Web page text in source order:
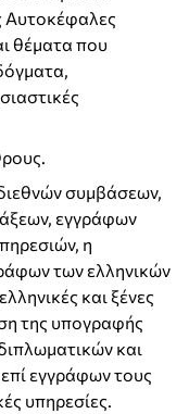
Αυτοκέφαλες
θέματα που
συμβάσεων,
εγγράφων
η
των ελληνικών
και ξένες
της υπογραφής
και
εγγράφων τους
υπηρεσίες.